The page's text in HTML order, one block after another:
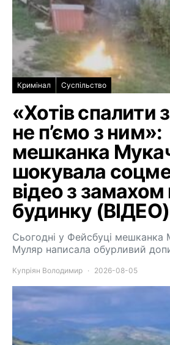
Кримінал Суспільство
«Хотів спалити
не п’ємо з ним»:
мешканка
шокувала
відео з замахом
будинку (ВІДЕО)
Сьогодні у Фейсбуці мешканка
Муляр написала обурливий
Купріян Володимир 2026-08-05